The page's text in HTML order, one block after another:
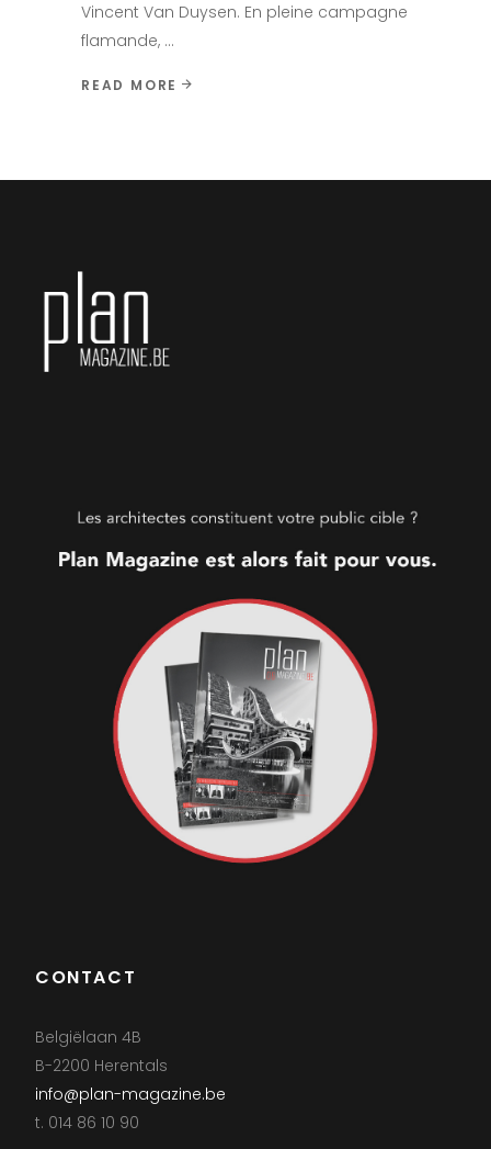
Vincent Van Duysen. En pleine campagne
flamande,
READ MORE
CONTACT
Belgiëlaan 4B
B-2200 Herentals
info@plan-magazine.be
t. 014 86 10 90